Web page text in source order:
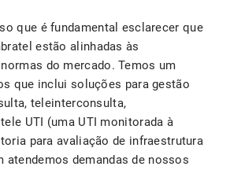
que é fundamental esclarecer que
estão alinhadas às
do mercado. Temos um
que inclui soluções para gestão
teleinterconsulta,
UTI (uma UTI monitorada à
para avaliação de infraestrutura
atendemos demandas de nossos